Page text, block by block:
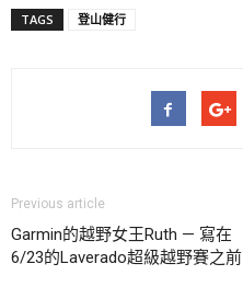
TAGS 登山健行
Previous article
Garmin的越野女王Ruth — 寫在
6/23的Laverado超級越野賽之前